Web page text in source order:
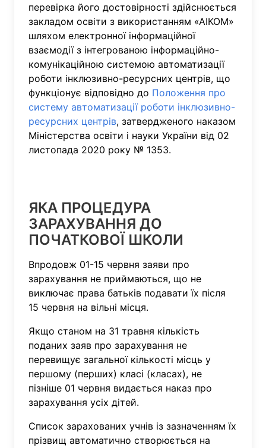
перевірка його достовірності здійснюється
закладом освіти з використанням «АІКОМ»
шляхом електронної інформаційної
взаємодії з інтегрованою інформаційно-
комунікаційною системою автоматизації
роботи інклюзивно-ресурсних центрів, що
функціонує відповідно до Положення про
систему автоматизації роботи інклюзивно-
ресурсних центрів, затвердженого наказом
Міністерства освіти і науки України від 02
листопада 2020 року № 1353.
ЯКА ПРОЦЕДУРА
ЗАРАХУВАННЯ ДО
ПОЧАТКОВОЇ ШКОЛИ
Впродовж 01-15 червня заяви про
зарахування не приймаються, що не
виключає права батьків подавати їх після
15 червня на вільні місця.
Якщо станом на 31 травня кількість
поданих заяв про зарахування не
перевищує загальної кількості місць у
першому (перших) класі (класах), не
пізніше 01 червня видається наказ про
зарахування усіх дітей.
Список зарахованих учнів із зазначенням їх
прізвищ автоматично створюється на